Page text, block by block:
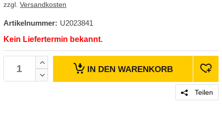
zzgl. Versandkosten
Artikelnummer: U2023841
Kein Liefertermin bekannt.
IN DEN WARENKORB
Teilen